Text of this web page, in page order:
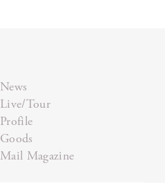
News
Live/Tour
Profile
Goods
Mail Magazine